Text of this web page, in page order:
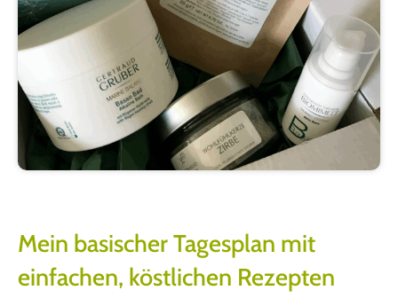
Mein basischer Tagesplan mit
einfachen, köstlichen Rezepten